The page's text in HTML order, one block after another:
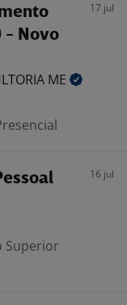
- Novo
17 jul
ME
16 jul
Superior